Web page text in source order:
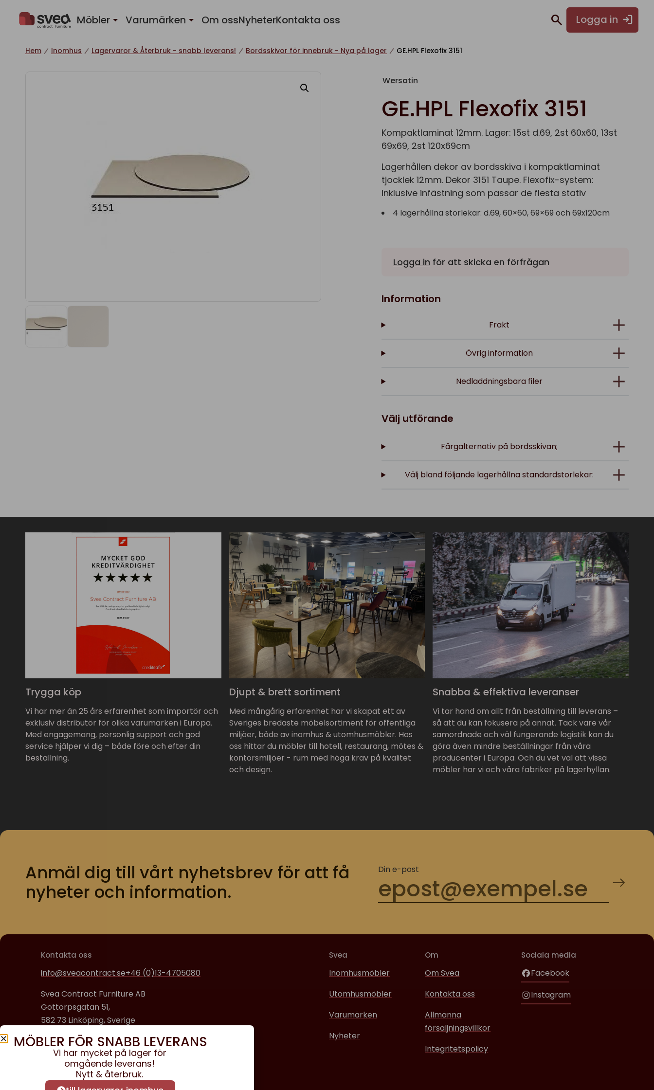
Möbler Varumärken Om ossNyheterKontakta oss Logga in
Hem Inomhus Lagervaror & Återbruk - snabb leverans! Bordsskivor för innebruk - Nya på lager GE.HPL Flexofix 3151
Wersatin
GE.HPL Flexofix 3151
Kompaktlaminat 12mm. Lager: 15st d.69, 2st 60x60, 13st
69x69, 2st 120x69cm
Lagerhållen dekor av bordsskiva i kompaktlaminat
tjocklek 12mm. Dekor 3151 Taupe. Flexofix-system:
inklusive infästning som passar de flesta stativ
4 lagerhållna storlekar: d.69, 60×60, 69×69 och 69x120cm
Logga in för att skicka en förfrågan
Information
Frakt
Övrig information
Nedladdningsbara filer
Välj utförande
Färgalternativ på bordsskivan;
Välj bland följande lagerhållna standardstorlekar:
Trygga köp
Vi har mer än 25 års erfarenhet som importör och
exklusiv distributör för olika varumärken i Europa.
Med engagemang, personlig support och god
service hjälper vi dig – både före och efter din
beställning.
Djupt & brett sortiment
Med mångårig erfarenhet har vi skapat ett av
Sveriges bredaste möbelsortiment för offentliga
miljöer, både av inomhus & utomhusmöbler. Hos
oss hittar du möbler till hotell, restaurang, mötes &
kontorsmiljöer - rum med höga krav på kvalitet
och design.
Snabba & effektiva leveranser
Vi tar hand om allt från beställning till leverans –
så att du kan fokusera på annat. Tack vare vår
samordnade och väl fungerande logistik kan du
göra även mindre beställningar från våra
producenter i Europa. Och du vet väl att vissa
möbler har vi och våra fabriker på lagerhyllan.
Anmäl dig till vårt nyhetsbrev för att få
nyheter och information.
Din e-post
Kontakta oss
info@sveacontract.se+46 (0)13-4705080
Svea Contract Furniture AB
Gottorpsgatan 51,
582 73 Linköping, Sverige
Organisationsnummer:
556608-0650
Svea
Inomhusmöbler
Utomhusmöbler
Varumärken
Nyheter
Om
Om Svea
Kontakta oss
Allmänna
försäljningsvillkor
Integritetspolicy
Sociala media
Facebook
Instagram
MÖBLER FÖR SNABB LEVERANS
Vi har mycket på lager för
omgående leverans!
Nytt & återbruk.